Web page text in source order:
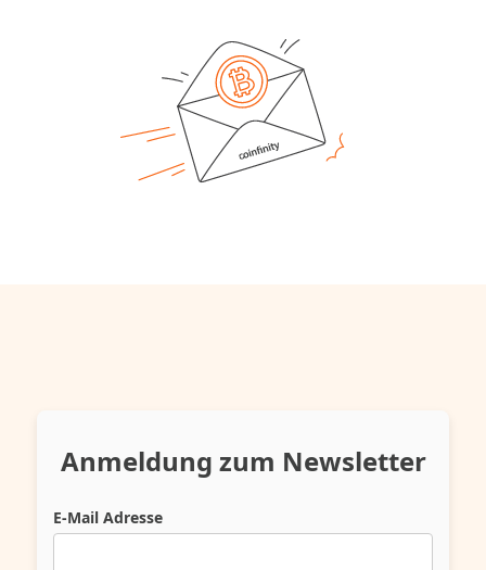
Anmeldung zum Newsletter
E-Mail Adresse